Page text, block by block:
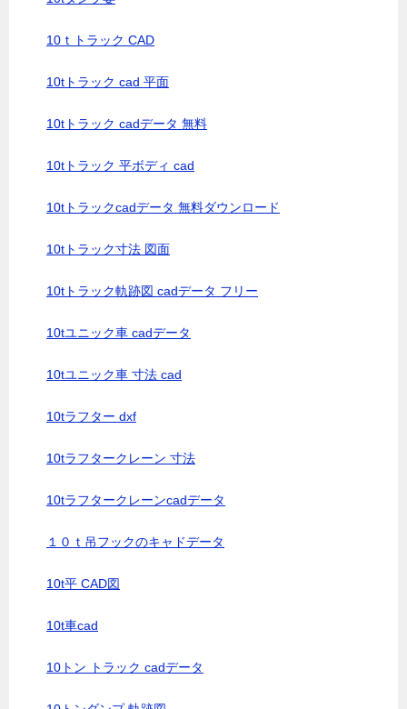
10ｔトラック CAD
10tトラック cad 平面
10tトラック cadデータ 無料
10tトラック 平ボディ cad
10tトラックcadデータ 無料ダウンロード
10tトラック寸法 図面
10tトラック軌跡図 cadデータ フリー
10tユニック車 cadデータ
10tユニック車 寸法 cad
10tラフター dxf
10tラフタークレーン 寸法
10tラフタークレーンcadデータ
１０ｔ吊フックのキャドデータ
10t平 CAD図
10t車cad
10トン トラック cadデータ